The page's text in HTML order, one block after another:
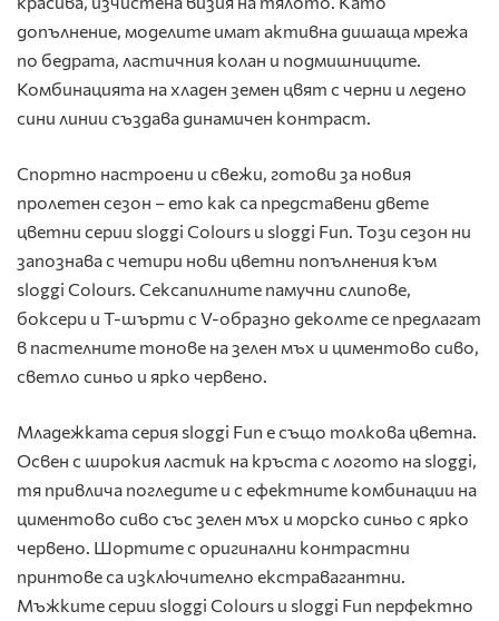
допълнение, моделите имат активна дишаща мрежа
по бедрата, ластичния колан и подмишниците.
Комбинацията на хладен земен цвят с черни и ледено
сини линии създава динамичен контраст.
Спортно настроени и свежи, готови за новия
пролетен сезон – ето как са представени двете
цветни серии sloggi Colours и sloggi Fun. Този сезон ни
запознава с четири нови цветни попълнения към
sloggi Colours. Сексапилните памучни слипове,
боксери и Т-шърти с V-образно деколте се предлагат
в пастелните тонове на зелен мъх и циментово сиво,
светло синьо и ярко червено.
Младежката серия sloggi Fun е също толкова цветна.
Освен с широкия ластик на кръста с логото на sloggi,
тя привлича погледите и с ефектните комбинации на
циментово сиво със зелен мъх и морско синьо с ярко
червено. Шортите с оригинални контрастни
принтове са изключително екстравагантни.
Мъжките серии sloggi Colours и sloggi Fun перфектно